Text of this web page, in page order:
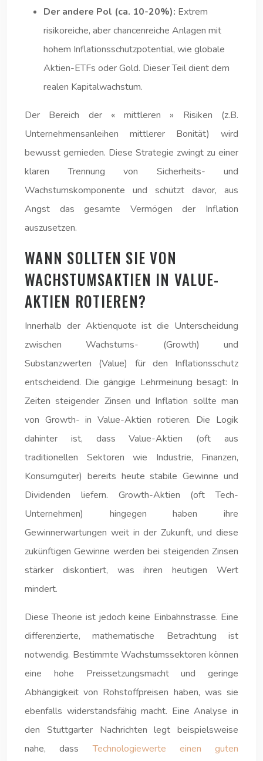
Der andere Pol (ca. 10-20%): Extrem
risikoreiche, aber chancenreiche Anlagen mit
hohem Inflationsschutzpotential, wie globale
Aktien-ETFs oder Gold. Dieser Teil dient dem
realen Kapitalwachstum.
Der Bereich der « mittleren » Risiken (z.B.
Unternehmensanleihen mittlerer Bonität) wird
bewusst gemieden. Diese Strategie zwingt zu einer
klaren Trennung von Sicherheits- und
Wachstumskomponente und schützt davor, aus
Angst das gesamte Vermögen der Inflation
auszusetzen.
WANN SOLLTEN SIE VON
WACHSTUMSAKTIEN IN VALUE-
AKTIEN ROTIEREN?
Innerhalb der Aktienquote ist die Unterscheidung
zwischen Wachstums- (Growth) und
Substanzwerten (Value) für den Inflationsschutz
entscheidend. Die gängige Lehrmeinung besagt: In
Zeiten steigender Zinsen und Inflation sollte man
von Growth- in Value-Aktien rotieren. Die Logik
dahinter ist, dass Value-Aktien (oft aus
traditionellen Sektoren wie Industrie, Finanzen,
Konsumgüter) bereits heute stabile Gewinne und
Dividenden liefern. Growth-Aktien (oft Tech-
Unternehmen) hingegen haben ihre
Gewinnerwartungen weit in der Zukunft, und diese
zukünftigen Gewinne werden bei steigenden Zinsen
stärker diskontiert, was ihren heutigen Wert
mindert.
Diese Theorie ist jedoch keine Einbahnstrasse. Eine
differenzierte, mathematische Betrachtung ist
notwendig. Bestimmte Wachstumssektoren können
eine hohe Preissetzungsmacht und geringe
Abhängigkeit von Rohstoffpreisen haben, was sie
ebenfalls widerstandsfähig macht. Eine Analyse in
den Stuttgarter Nachrichten legt beispielsweise
nahe, dassTechnologiewerte einen guten